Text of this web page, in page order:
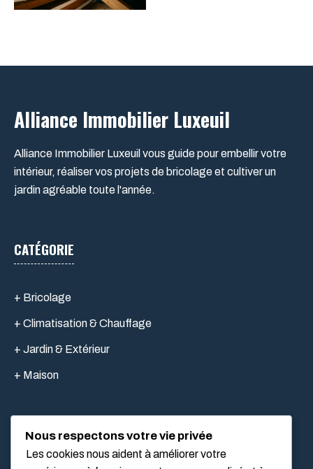
Alliance Immobilier Luxeuil
Alliance Immobilier Luxeuil vous guide pour embellir votre
intérieur, réaliser vos projets de bricolage et cultiver un
jardin agréable toute l'année.
CATÉGORIE
+ Bricolage
+ Climatisation & Chauffage
+ Jardin & Extérieur
+ Maison
LIEN UTILES
Nous respectons votre vie privée
Les cookies nous aident à améliorer votre